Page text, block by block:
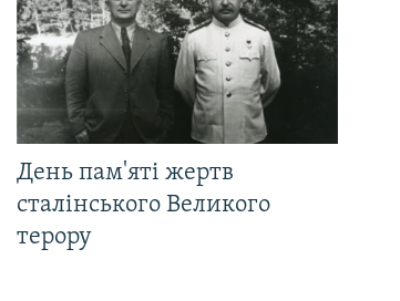
День пам'яті жертв
сталінського Великого
терору